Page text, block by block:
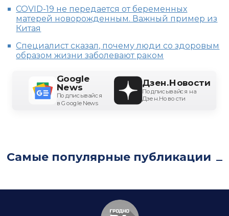
COVID-19 не передается от беременных
матерей новорожденным. Важный пример из
Китая
Специалист сказал, почему люди со здоровым
образом жизни заболевают раком
Google
News
Подписывайся
в Google News
Дзен.Новости
Подписывайся на
Дзен.Новости
Самые популярные публикации